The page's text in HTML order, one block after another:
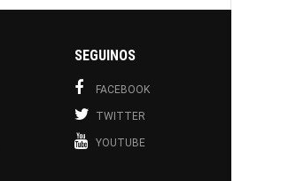
SEGUINOS
FACEBOOK
TWITTER
YOUTUBE